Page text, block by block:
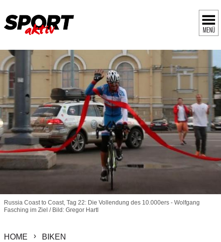
MENÜ
Russia Coast to Coast, Tag 22: Die Vollendung des 10.000ers - Wolfgang
Fasching im Ziel / Bild: Gregor Hartl
HOME BIKEN